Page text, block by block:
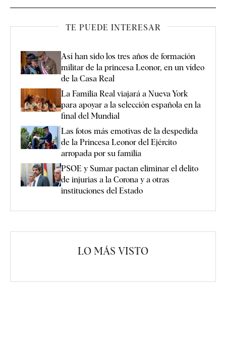
TE PUEDE INTERESAR
Así han sido los tres años de formación
militar de la princesa Leonor, en un vídeo
de la Casa Real
La Familia Real viajará a Nueva York
para apoyar a la selección española en la
final del Mundial
Las fotos más emotivas de la despedida
de la Princesa Leonor del Ejército
arropada por su familia
PSOE y Sumar pactan eliminar el delito
de injurias a la Corona y a otras
instituciones del Estado
LO MÁS VISTO